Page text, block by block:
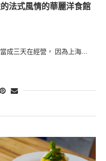
法式風情的華麗洋食館
成三天在經營， 因為上海…